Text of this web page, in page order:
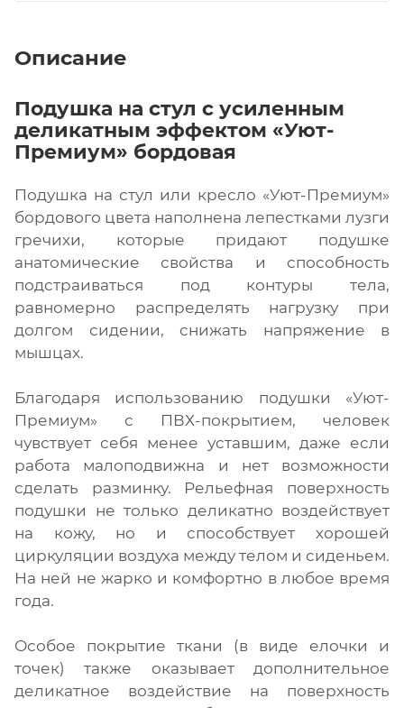
Описание
Подушка на стул с усиленным
деликатным эффектом «Уют-
Премиум» бордовая
Подушка на стул или кресло «Уют-Премиум»
бордового цвета наполнена лепестками лузги
гречихи, которые придают подушке
анатомические свойства и способность
подстраиваться под контуры тела,
равномерно распределять нагрузку при
долгом сидении, снижать напряжение в
мышцах.
Благодаря использованию подушки «Уют-
Премиум» с ПВХ-покрытием, человек
чувствует себя менее уставшим, даже если
работа малоподвижна и нет возможности
сделать разминку. Рельефная поверхность
подушки не только деликатно воздействует
на кожу, но и способствует хорошей
циркуляции воздуха между телом и сиденьем.
На ней не жарко и комфортно в любое время
года.
Особое покрытие ткани (в виде елочки и
точек) также оказывает дополнительное
деликатное воздействие на поверхность